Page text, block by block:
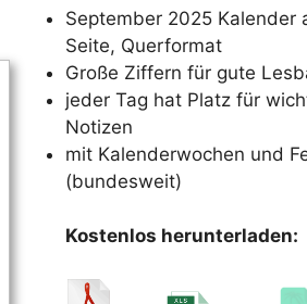
September 2025 Kalender
Seite, Querformat
Große Ziffern für gute
jeder Tag hat Platz für
Notizen
mit Kalenderwochen und
(bundesweit)
Kostenlos herunterladen: